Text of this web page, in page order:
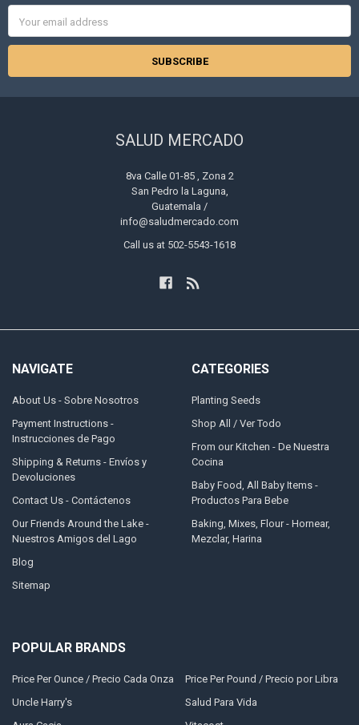
Address
SALUD MERCADO
8va Calle 01-85 , Zona 2
San Pedro la Laguna,
Guatemala /
info@saludmercado.com
Call us at 502-5543-1618
NAVIGATE
About Us - Sobre Nosotros
Payment Instructions -
Instrucciones de Pago
Shipping & Returns - Envíos y
Devoluciones
Contact Us - Contáctenos
Our Friends Around the Lake -
Nuestros Amigos del Lago
Blog
Sitemap
CATEGORIES
Planting Seeds
Shop All / Ver Todo
From our Kitchen - De Nuestra
Cocina
Baby Food, All Baby Items -
Productos Para Bebe
Baking, Mixes, Flour - Hornear,
Mezclar, Harina
POPULAR BRANDS
Price Per Ounce / Precio Cada Onza
Uncle Harry's
Price Per Pound / Precio por Libra
Salud Para Vida